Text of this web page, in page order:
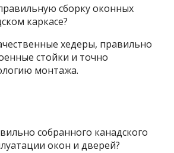
сборку оконных
каркасе?
хедеры, правильно
стойки и точно
монтажа.
собранного канадского
окон и дверей?